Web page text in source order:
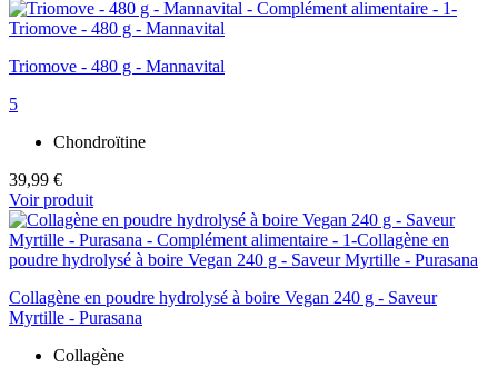
Triomove - 480 g - Mannavital
5
Chondroïtine
39,99 €
Voir produit
Collagène en poudre hydrolysé à boire Vegan 240 g - Saveur
Myrtille - Purasana
Collagène